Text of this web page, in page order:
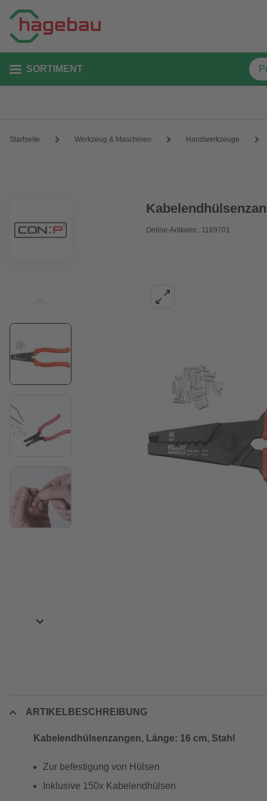
SORTIMENT
Startseite Werkzeug & Maschinen Handwerkzeuge
Online-Artikelnr.: 1169701
ARTIKELBESCHREIBUNG
Kabelendhülsenzangen, Länge: 16 cm, Stahl
Zur befestigung von Hülsen
Inklusive 150x Kabelendhülsen